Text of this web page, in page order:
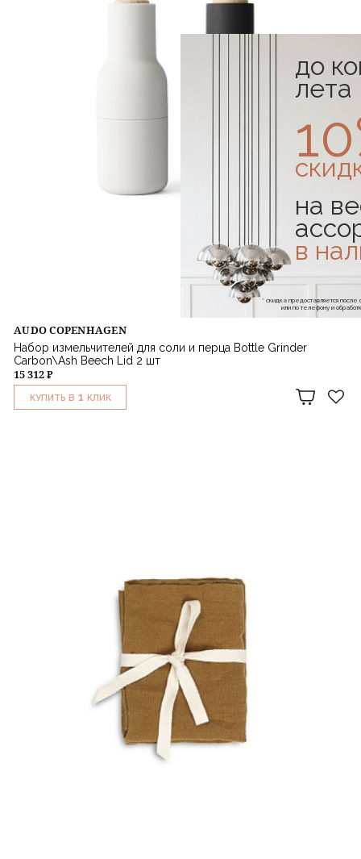
AUDO COPENHAGEN
Набор измельчителей для соли и перца Bottle Grinder
Carbon\Ash Beech Lid 2 шт
15 312 ₽
КУПИТЬ В 1 КЛИК
до
лета
на
в
* скидка предоставляется
или по телефону и